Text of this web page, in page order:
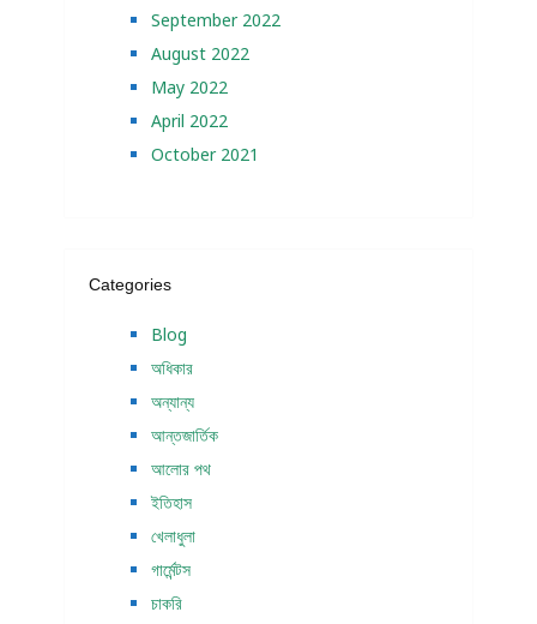
September 2022
August 2022
May 2022
April 2022
October 2021
Categories
Blog
অধিকার
অন্যান্য
আন্তজার্তিক
আলোর পথ
ইতিহাস
খেলাধুলা
গার্মেন্টস
চাকরি